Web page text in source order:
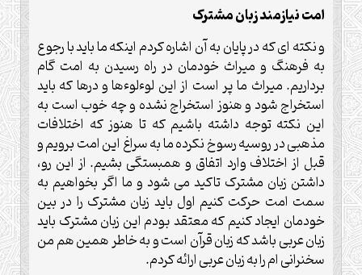
امت نیازمند زبان مشترک
و نکته ای که در پایان به آن اشاره کردم اینکه ما باید با رجوع
به فرهنگ و میراث خودمان در راه رسیدن به امت گام
برداریم. میراث ما پر است از این لوءلوءها و درها که باید
استخراج شود و هنوز استخراج نشده و چه خوب است به
این نکته توجه داشته باشیم که تا هنوز که اختلافات
مذهبی در روسیه رسوخ نکرده ما به سراغ این امت برویم و
قبل از اختلاف وارد اتفاق و همبستگی بشیم. از این رو،
داشتن زبان مشترک تاکید می شود و ما اگر بخواهیم به
سمت امت حرکت کنیم اول باید زبان مشترک را در بین
خودمان ایجاد کنیم که معتقد بودم این زبان مشترک باید
زبان عربی باشد که زبان قرآن است و به خاطر همین هم من
سخنرانی ام را به زبان عربی ارائه کردم.